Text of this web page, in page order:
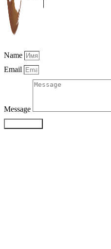
Name
Email
Message